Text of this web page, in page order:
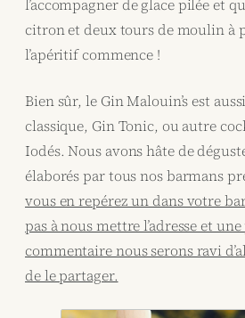
l’accompagner de glace pilée et
citron et deux tours de moulin à
l’apéritif commence !
Bien sûr, le Gin Malouin’s est
classique, Gin Tonic, ou autre
Iodés. Nous avons hâte de
élaborés par tous nos barmans
vous en repérez un dans votre
pas à nous mettre l’adresse et
commentaire nous serons ravi
de le partager.